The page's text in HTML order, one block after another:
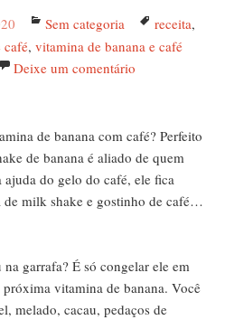
Categorias
Sem categoria Tags
receita,
café, vitamina de banana e café
Deixe um comentário
de banana com café? Perfeito
de banana é aliado de quem
do gelo do café, ele fica
milk shake e gostinho de café…
garrafa? É só congelar ele em
próxima vitamina de banana. Você
melado, cacau, pedaços de